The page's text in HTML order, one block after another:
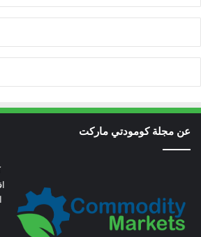
عن مجلة كومودتي ماركت